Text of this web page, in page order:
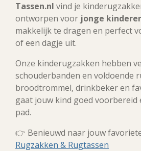
Tassen.nl vind je
ontworpen voor jonge
makkelijk te dragen en perfect
of een dagje uit.
Onze kinderugzakken hebben
schouderbanden en voldoende
broodtrommel, drinkbeker en
gaat jouw kind goed voorbereid
pad.
👉 Benieuwd naar jouw
Rugzakken & Rugtassen